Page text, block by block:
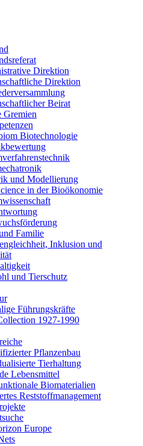
Direktion
Direktion
Beirat
Gremien
Biotechnologie
und Modellierung
in der Bioökonomie
Familie
Inklusion und
und Tierschutz
Führungskräfte
1927-1990
Pflanzenbau
Tierhaltung
Lebensmittel
Biomaterialien
Reststoffmanagement
Europe